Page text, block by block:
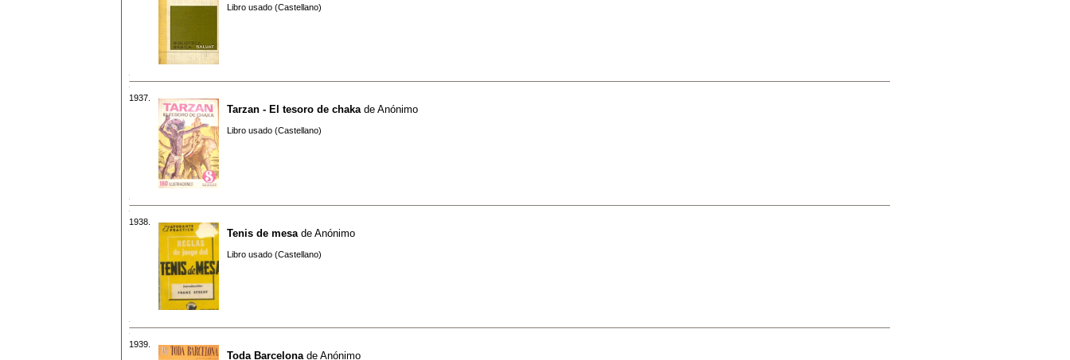
Libro usado (Castellano)
1937.
Tarzan - El tesoro de chaka de Anónimo
Libro usado (Castellano)
1938.
Tenis de mesa de Anónimo
Libro usado (Castellano)
1939.
Toda Barcelona de Anónimo